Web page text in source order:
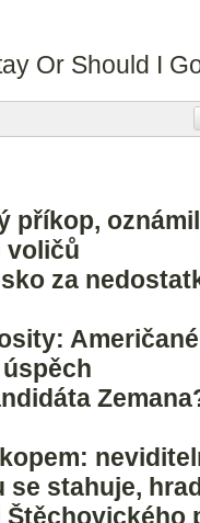
Or Should I
příkop,
voličů
za
se stahuje,